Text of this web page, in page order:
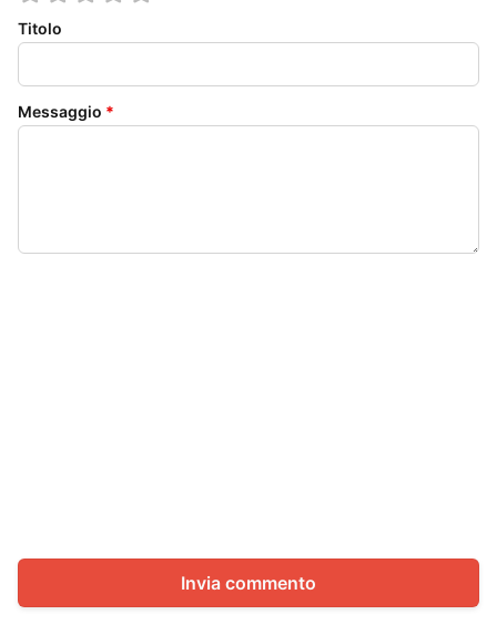
Titolo
Messaggio *
Invia commento